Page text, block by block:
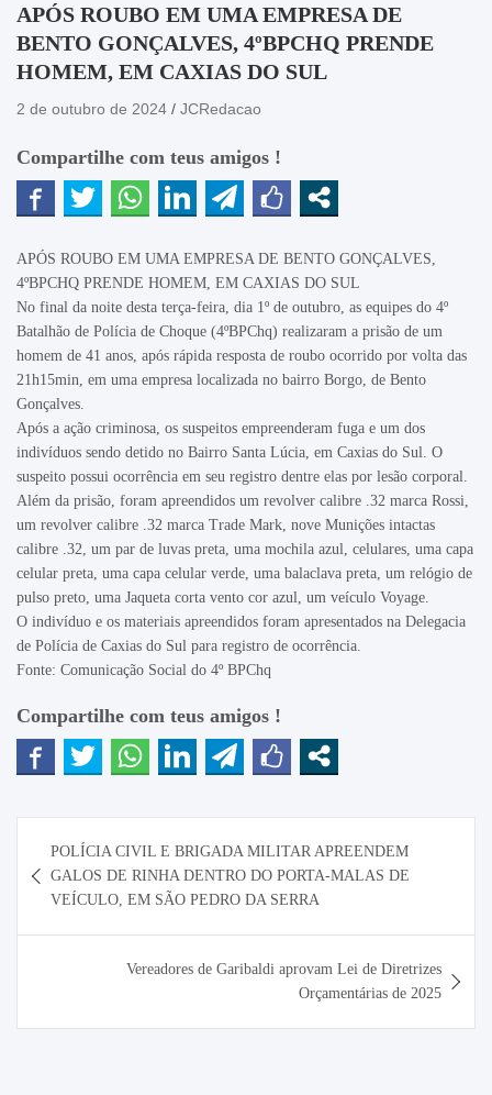
APÓS ROUBO EM UMA EMPRESA DE
BENTO GONÇALVES, 4ºBPCHQ PRENDE
HOMEM, EM CAXIAS DO SUL
2 de outubro de 2024 JCRedacao
Compartilhe com teus amigos !
APÓS ROUBO EM UMA EMPRESA DE BENTO GONÇALVES,
4ºBPCHQ PRENDE HOMEM, EM CAXIAS DO SUL
No final da noite desta terça-feira, dia 1º de outubro, as equipes do 4º
Batalhão de Polícia de Choque (4ºBPChq) realizaram a prisão de um
homem de 41 anos, após rápida resposta de roubo ocorrido por volta das
21h15min, em uma empresa localizada no bairro Borgo, de Bento
Gonçalves.
Após a ação criminosa, os suspeitos empreenderam fuga e um dos
indivíduos sendo detido no Bairro Santa Lúcia, em Caxias do Sul. O
suspeito possui ocorrência em seu registro dentre elas por lesão corporal.
Além da prisão, foram apreendidos um revolver calibre .32 marca Rossi,
um revolver calibre .32 marca Trade Mark, nove Munições intactas
calibre .32, um par de luvas preta, uma mochila azul, celulares, uma capa
celular preta, uma capa celular verde, uma balaclava preta, um relógio de
pulso preto, uma Jaqueta corta vento cor azul, um veículo Voyage.
O indivíduo e os materiais apreendidos foram apresentados na Delegacia
de Polícia de Caxias do Sul para registro de ocorrência.
Fonte: Comunicação Social do 4º BPChq
Compartilhe com teus amigos !
de
Post
POLÍCIA CIVIL E BRIGADA MILITAR APREENDEM
GALOS DE RINHA DENTRO DO PORTA-MALAS DE
VEÍCULO, EM SÃO PEDRO DA SERRA
Vereadores de Garibaldi aprovam Lei de Diretrizes
Orçamentárias de 2025